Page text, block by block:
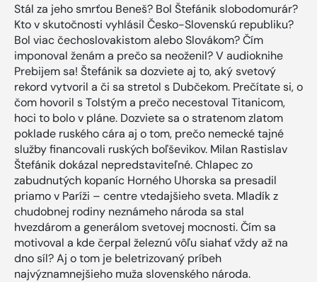
Stál za jeho smrťou Beneš? Bol Štefánik slobodomurár?
Kto v skutočnosti vyhlásil Česko-Slovenskú republiku?
Bol viac čechoslovakistom alebo Slovákom? Čím
imponoval ženám a prečo sa neoženil? V audioknihe
Prebijem sa! Štefánik sa dozviete aj to, aký svetový
rekord vytvoril a či sa stretol s Dubčekom. Prečítate si, o
čom hovoril s Tolstým a prečo necestoval Titanicom,
hoci to bolo v pláne. Dozviete sa o stratenom zlatom
poklade ruského cára aj o tom, prečo nemecké tajné
služby financovali ruských boľševikov. Milan Rastislav
Štefánik dokázal nepredstaviteľné. Chlapec zo
zabudnutých kopaníc Horného Uhorska sa presadil
priamo v Paríži – centre vtedajšieho sveta. Mladík z
chudobnej rodiny neznámeho národa sa stal
hvezdárom a generálom svetovej mocnosti. Čím sa
motivoval a kde čerpal železnú vôľu siahať vždy až na
dno síl? Aj o tom je beletrizovaný príbeh
najvýznamnejšieho muža slovenského národa.